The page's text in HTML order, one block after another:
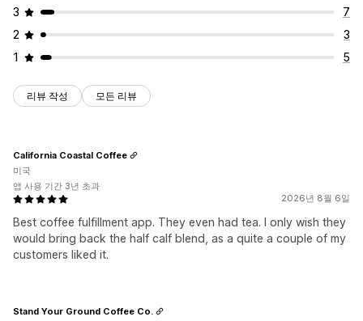
3
7
2
3
1
5
리뷰 작성 모든 리뷰
2026년 8월 6일
Best coffee fulfillment app. They even had tea. I only wish they
would bring back the half calf blend, as a quite a couple of my
customers liked it.
California Coastal Coffee
미국
앱 사용 기간 3년 초과
Stand Your Ground Coffee Co.